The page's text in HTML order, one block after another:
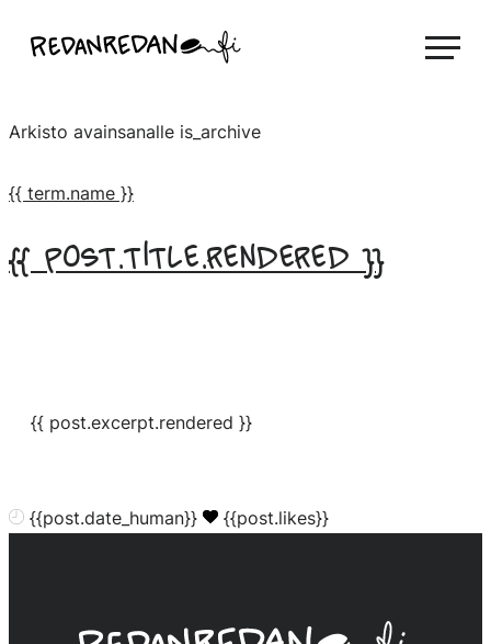
suoraan
Linda Saukko-Rauta, Redanredan Oy
piirrosvideoita
Arkisto avainsanalle is_archive
{{ term.name }}
{{ post.title.rendered }}
{{ post.excerpt.rendered }}
{{post.date_human}} {{post.likes}}
Linda